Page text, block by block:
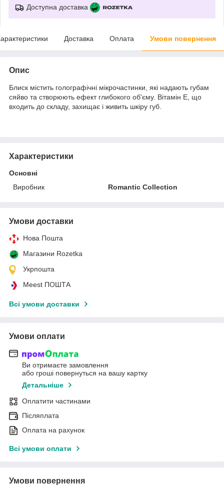
Доступна доставка
Доставка Оплата Умови повернення
Опис
Блиск містить голографічні мікрочастинки, які надають губам
сяйво та створюють ефект глибокого об'єму. Вітамін Е, що
входить до складу, захищає і живить шкіру губ.
Характеристики
Основні
Виробник
Romantic Collection
Умови доставки
Нова Пошта
Магазини Rozetka
Укрпошта
Meest ПОШТА
Всі умови доставки
Умови оплати
Ви отримаєте замовлення
або гроші повернуться на вашу картку
Детальніше
Оплатити частинами
Післяплата
Оплата на рахунок
Всі умови оплати
Умови повернення